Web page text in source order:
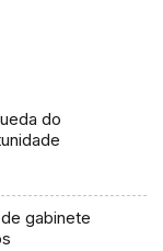
do
gabinete